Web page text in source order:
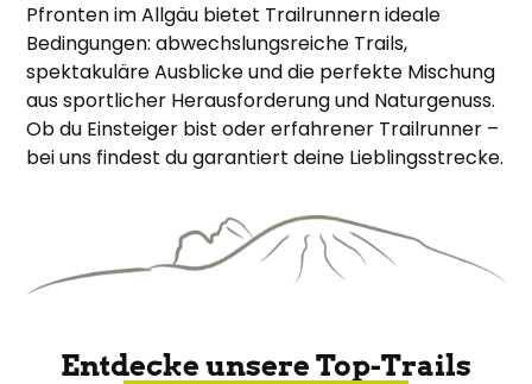
Pfronten im Allgäu bietet Trailrunnern ideale
Bedingungen: abwechslungsreiche Trails,
spektakuläre Ausblicke und die perfekte Mischung
aus sportlicher Herausforderung und Naturgenuss.
Ob du Einsteiger bist oder erfahrener Trailrunner –
bei uns findest du garantiert deine Lieblingsstrecke.
Entdecke unsere Top-Trails